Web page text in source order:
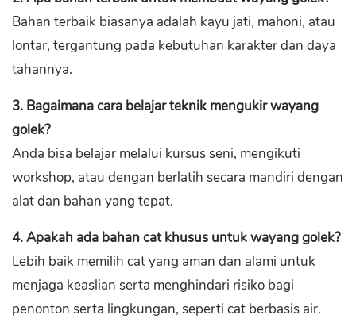
Bahan terbaik biasanya adalah kayu jati, mahoni, atau
lontar, tergantung pada kebutuhan karakter dan daya
tahannya.
3. Bagaimana cara belajar teknik mengukir wayang
golek?
Anda bisa belajar melalui kursus seni, mengikuti
workshop, atau dengan berlatih secara mandiri dengan
alat dan bahan yang tepat.
4. Apakah ada bahan cat khusus untuk wayang golek?
Lebih baik memilih cat yang aman dan alami untuk
menjaga keaslian serta menghindari risiko bagi
penonton serta lingkungan, seperti cat berbasis air.